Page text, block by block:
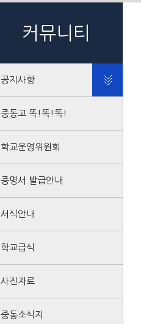
커뮤니티
공지사항
중동고 똑!똑!똑!
학교운영위원회
증명서 발급안내
서식안내
학교급식
사진자료
중동소식지